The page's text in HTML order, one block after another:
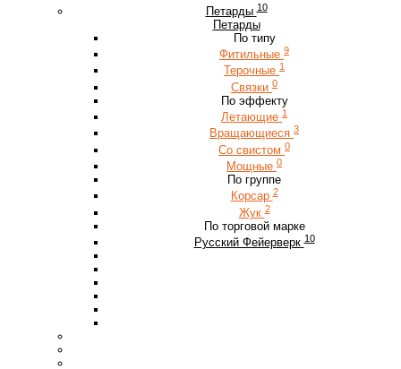
Петарды 10
Петарды
По типу
Фитильные 9
Терочные 1
Связки 0
По эффекту
Летающие 1
Вращающиеся 3
Со свистом 0
Мощные 0
По группе
Корсар 2
Жук 2
По торговой марке
Русский Фейерверк 10